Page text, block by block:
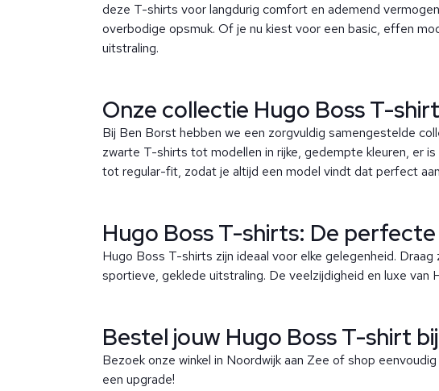
deze T-shirts voor langdurig comfort en ademend
overbodige opsmuk. Of je nu kiest voor een basic, effen
uitstraling.
Onze collectie Hugo Boss T-
Bij Ben Borst hebben we een zorgvuldig samengestelde
zwarte T-shirts tot modellen in rijke, gedempte kleuren, er
tot regular-fit, zodat je altijd een model vindt dat perfect
Hugo Boss T-shirts: De
Hugo Boss T-shirts zijn ideaal voor elke gelegenheid.
sportieve, geklede uitstraling. De veelzijdigheid en luxe van
Bestel jouw Hugo Boss T-shirt
Bezoek onze winkel in Noordwijk aan Zee of shop
een upgrade!